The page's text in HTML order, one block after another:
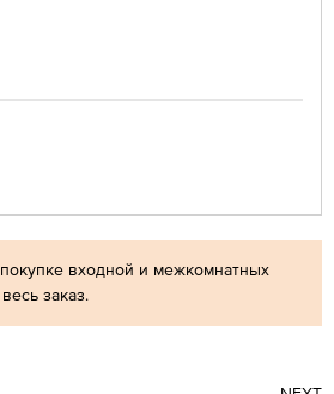
входной и межкомнатных
заказ.